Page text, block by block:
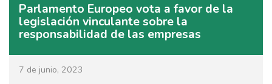
Parlamento Europeo vota a favor de la
legislación vinculante sobre la
responsabilidad de las empresas
7 de junio, 2023